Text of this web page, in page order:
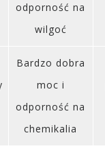
odporność na
wilgoć
Bardzo dobra
moc i
odporność na
chemikalia